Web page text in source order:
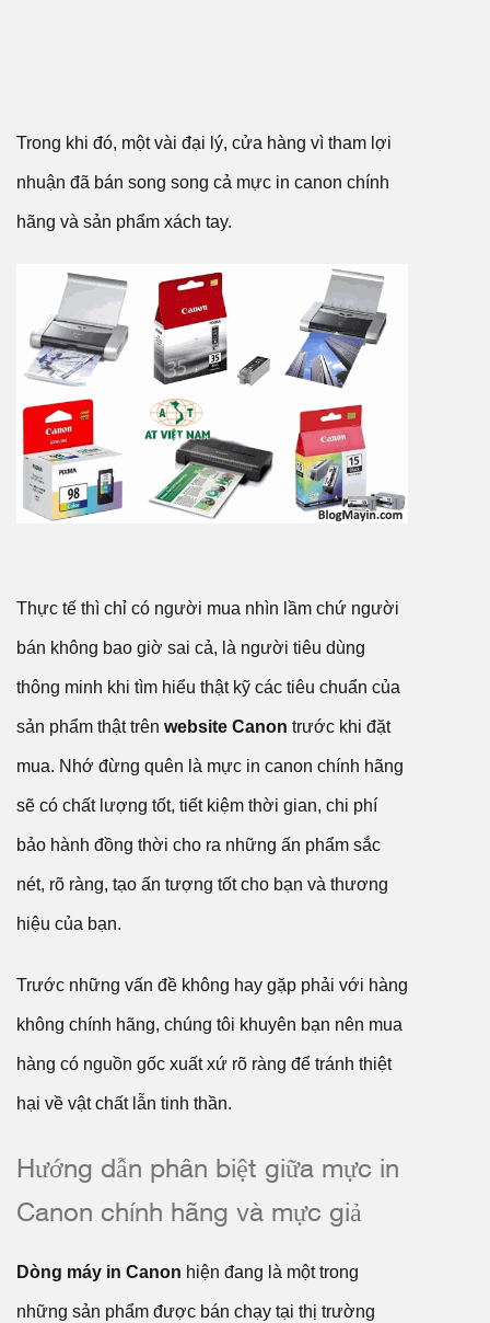
Trong khi đó, một vài đại lý, cửa hàng vì tham lợi
nhuận đã bán song song cả mực in canon chính
hãng và sản phẩm xách tay.
Thực tế thì chỉ có người mua nhìn lầm chứ người
bán không bao giờ sai cả, là người tiêu dùng
thông minh khi tìm hiểu thật kỹ các tiêu chuẩn của
sản phẩm thật trên website Canon trước khi đặt
mua. Nhớ đừng quên là mực in canon chính hãng
sẽ có chất lượng tốt, tiết kiệm thời gian, chi phí
bảo hành đồng thời cho ra những ấn phẩm sắc
nét, rõ ràng, tạo ấn tượng tốt cho bạn và thương
hiệu của bạn.
Trước những vấn đề không hay gặp phải với hàng
không chính hãng, chúng tôi khuyên bạn nên mua
hàng có nguồn gốc xuất xứ rõ ràng để tránh thiệt
hại về vật chất lẫn tinh thần.
Hướng dẫn phân biệt giữa mực in
Canon chính hãng và mực giả
Dòng máy in Canon hiện đang là một trong
những sản phẩm được bán chạy tại thị trường